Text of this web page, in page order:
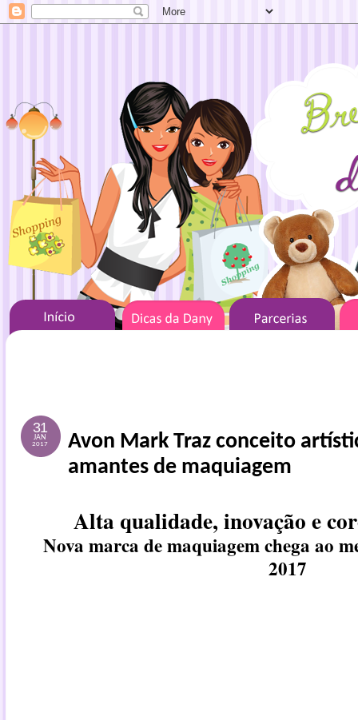
31
JAN
2017
Avon Mark Traz conceito
amantes de maquiagem
Alta qualidade, inovação e
Nova marca de maquiagem chega ao
2017